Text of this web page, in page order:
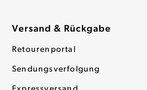
Versand & Rückgabe
Retourenportal
Sendungsverfolgung